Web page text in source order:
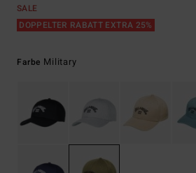
SALE
DOPPELTER RABATT EXTRA 25%
Farbe Military